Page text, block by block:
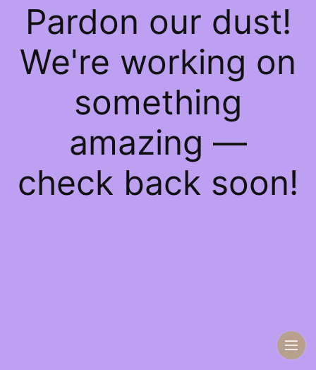
Pardon our dust!
We're working on
something
amazing —
check back soon!